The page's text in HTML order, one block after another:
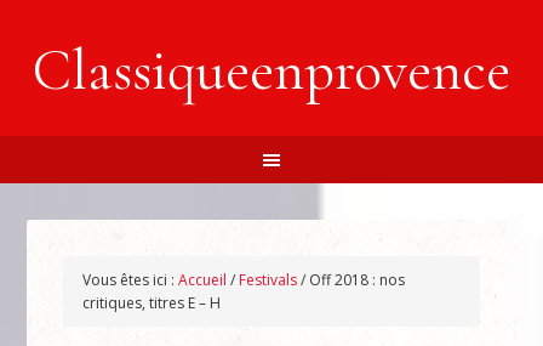
Classiqueenprovence
Vous êtes ici :Accueil / Festivals/ Off 2018 : nos
critiques, titres E – H